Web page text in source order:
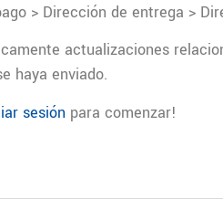
> Dirección de entrega >
actualizaciones
haya enviado.
sesión para comenzar!